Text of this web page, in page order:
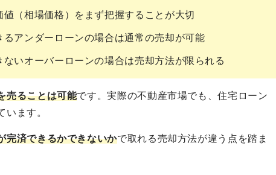
（相場価格）をまず把握することが大切
アンダーローンの場合は通常の売却が可能
いオーバーローンの場合は売却方法が限られる
売ることは可能です。実際の不動産市場でも、住宅ローン
います。
完済できるかできないかで取れる売却方法が違う点を踏ま